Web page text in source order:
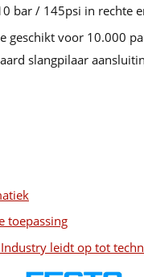
bar / 145psi in rechte
geschikt voor 10.000
slangpilaar
toepassing
leidt op tot